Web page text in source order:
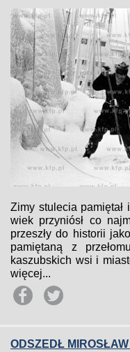
Zimy stulecia pamiętał
wiek przyniósł co
przeszły do historii
pamiętaną z
kaszubskich wsi i
więcej...
ODSZEDŁ